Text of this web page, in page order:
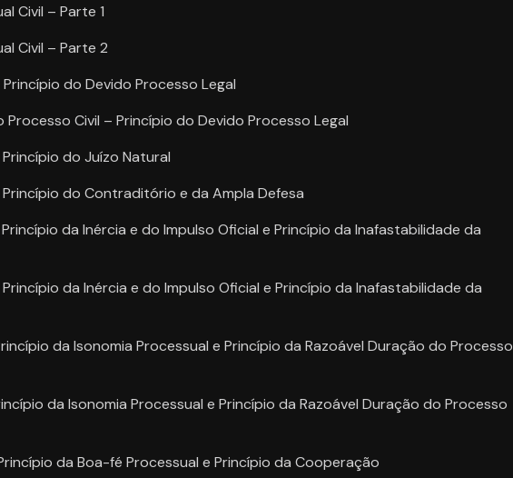
Civil – Parte 1
Civil – Parte 2
do Devido Processo Legal
Civil – Princípio do Devido Processo Legal
do Juízo Natural
do Contraditório e da Ampla Defesa
da Inércia e do Impulso Oficial e Princípio da Inafastabilidade da
da Inércia e do Impulso Oficial e Princípio da Inafastabilidade da
da Isonomia Processual e Princípio da Razoável Duração do Processo
da Isonomia Processual e Princípio da Razoável Duração do Processo
da Boa-fé Processual e Princípio da Cooperação